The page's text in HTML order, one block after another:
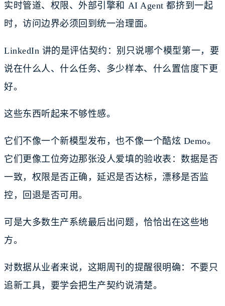
实时管道、权限、外部引擎和 AI Agent 都挤到一起
时，访问边界必须回到统一治理面。
LinkedIn 讲的是评估契约：别只说哪个模型第一，要
说在什么人、什么任务、多少样本、什么置信度下更
好。
这些东西听起来不够性感。
它们不像一个新模型发布，也不像一个酷炫 Demo。
它们更像工位旁边那张没人爱填的验收表：数据是否
一致，权限是否正确，延迟是否达标，漂移是否监
控，回退是否可用。
可是大多数生产系统最后出问题，恰恰出在这些地
方。
对数据从业者来说，这期周刊的提醒很明确：不要只
追新工具，要学会把生产契约说清楚。